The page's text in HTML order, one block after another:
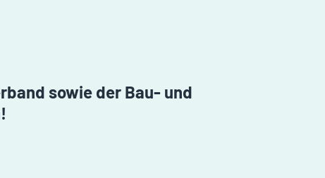
sowie der Bau- und